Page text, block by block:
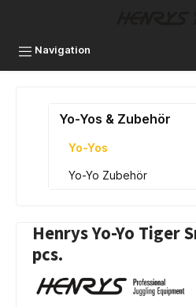
Navigation
Yo-Yos & Zubehör
Yo-Yos
Yo-Yo Zubehör
Henrys Yo-Yo Tiger
pcs.